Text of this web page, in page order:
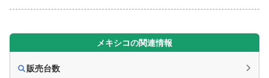
メキシコの関連情報
販売台数